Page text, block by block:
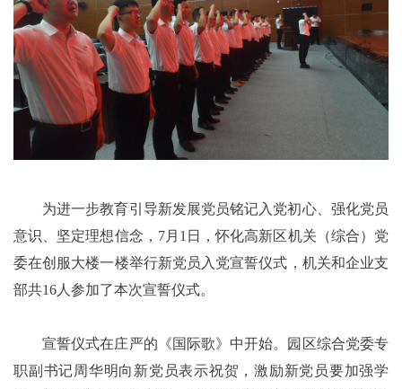
为进一步教育引导新发展党员铭记入党初心、强化党员
意识、坚定理想信念，7月1日，怀化高新区机关（综合）党
委在创服大楼一楼举行新党员入党宣誓仪式，机关和企业支
部共16人参加了本次宣誓仪式。
宣誓仪式在庄严的《国际歌》中开始。园区综合党委专
职副书记周华明向新党员表示祝贺，激励新党员要加强学